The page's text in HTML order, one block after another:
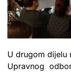
U drugom dijelu
Upravnog